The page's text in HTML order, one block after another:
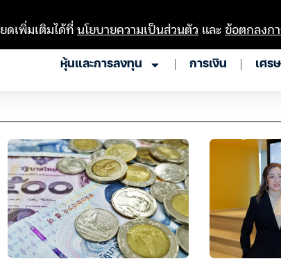
หุ้นและการลงทุน การเงิน เศร
ดเพิ่มเติมได้ที่นโยบายความเป็นส่วนตัว และข้อตกลงก